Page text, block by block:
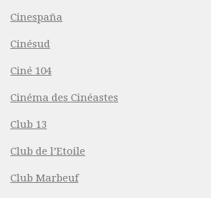
Cinespaña
Cinésud
Ciné 104
Cinéma des Cinéastes
Club 13
Club de l’Etoile
Club Marbeuf